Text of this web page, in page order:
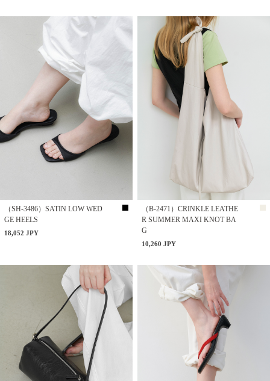
（SH-3486）SATIN LOW WED
GE HEELS
18,052 JPY
（B-2471）CRINKLE LEATHE
R SUMMER MAXI KNOT BA
G
10,260 JPY